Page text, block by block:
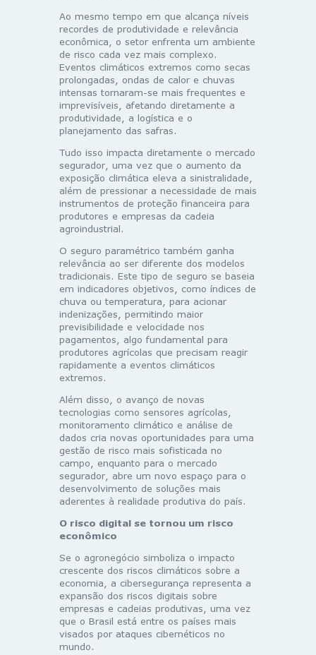
Ao mesmo tempo em que alcança níveis
recordes de produtividade e relevância
econômica, o setor enfrenta um ambiente
de risco cada vez mais complexo.
Eventos climáticos extremos como secas
prolongadas, ondas de calor e chuvas
intensas tornaram-se mais frequentes e
imprevisíveis, afetando diretamente a
produtividade, a logística e o
planejamento das safras.
Tudo isso impacta diretamente o mercado
segurador, uma vez que o aumento da
exposição climática eleva a sinistralidade,
além de pressionar a necessidade de mais
instrumentos de proteção financeira para
produtores e empresas da cadeia
agroindustrial.
O seguro paramétrico também ganha
relevância ao ser diferente dos modelos
tradicionais. Este tipo de seguro se baseia
em indicadores objetivos, como índices de
chuva ou temperatura, para acionar
indenizações, permitindo maior
previsibilidade e velocidade nos
pagamentos, algo fundamental para
produtores agrícolas que precisam reagir
rapidamente a eventos climáticos
extremos.
Além disso, o avanço de novas
tecnologias como sensores agrícolas,
monitoramento climático e análise de
dados cria novas oportunidades para uma
gestão de risco mais sofisticada no
campo, enquanto para o mercado
segurador, abre um novo espaço para o
desenvolvimento de soluções mais
aderentes à realidade produtiva do país.
O risco digital se tornou um risco
econômico
Se o agronegócio simboliza o impacto
crescente dos riscos climáticos sobre a
economia, a cibersegurança representa a
expansão dos riscos digitais sobre
empresas e cadeias produtivas, uma vez
que o Brasil está entre os países mais
visados por ataques cibernéticos no
mundo.